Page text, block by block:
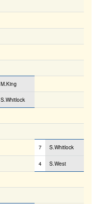
M.King
S.Whitlock
7 S.Whitlock
4 S.West